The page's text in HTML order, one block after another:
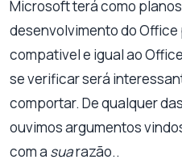
Microsoft terá como
desenvolvimento do
compativel e igual ao
se verificar será
comportar. De qualquer
ouvimos argumentos
com a suarazão..